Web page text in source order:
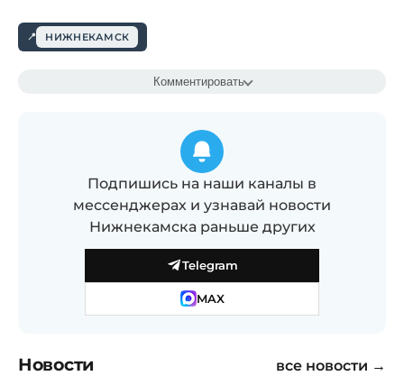
НИЖНЕКАМСК
Комментировать
Подпишись на наши каналы в
мессенджерах и узнавай новости
Нижнекамска раньше других
Telegram
MAX
Новости все новости →